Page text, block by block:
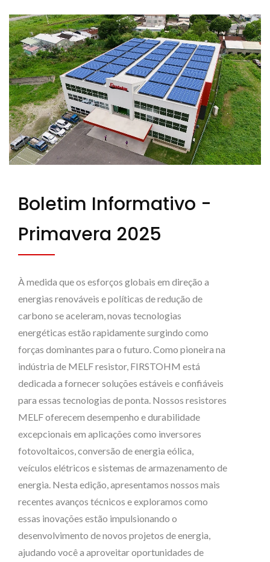
Boletim Informativo -
Primavera 2025
À medida que os esforços globais em direção a
energias renováveis e políticas de redução de
carbono se aceleram, novas tecnologias
energéticas estão rapidamente surgindo como
forças dominantes para o futuro. Como pioneira na
indústria de MELF resistor, FIRSTOHM está
dedicada a fornecer soluções estáveis e confiáveis
para essas tecnologias de ponta. Nossos resistores
MELF oferecem desempenho e durabilidade
excepcionais em aplicações como inversores
fotovoltaicos, conversão de energia eólica,
veículos elétricos e sistemas de armazenamento de
energia. Nesta edição, apresentamos nossos mais
recentes avanços técnicos e exploramos como
essas inovações estão impulsionando o
desenvolvimento de novos projetos de energia,
ajudando você a aproveitar oportunidades de